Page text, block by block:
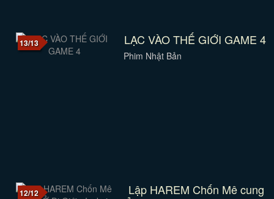
13/13 LẠC VÀO THẾ GIỚI GAME 4
Phim Nhật Bản
12/12
Lập HAREM Chốn Mê cung